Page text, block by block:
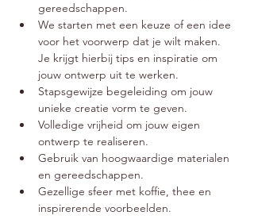
gereedschappen.
We starten met een keuze of een idee
voor het voorwerp dat je wilt maken.
Je krijgt hierbij tips en inspiratie om
jouw ontwerp uit te werken.
Stapsgewijze begeleiding om jouw
unieke creatie vorm te geven.
Volledige vrijheid om jouw eigen
ontwerp te realiseren.
Gebruik van hoogwaardige materialen
en gereedschappen.
Gezellige sfeer met koffie, thee en
inspirerende voorbeelden.